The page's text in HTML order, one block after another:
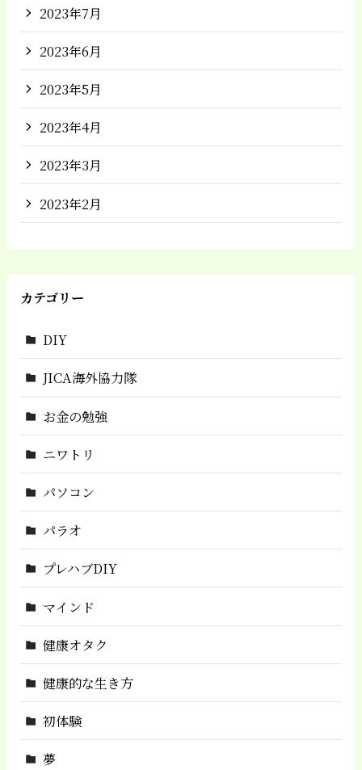
2023年7月
2023年6月
2023年5月
2023年4月
2023年3月
2023年2月
カテゴリー
DIY
JICA海外協力隊
お金の勉強
ニワトリ
パソコン
パラオ
プレハブDIY
マインド
健康オタク
健康的な生き方
初体験
夢